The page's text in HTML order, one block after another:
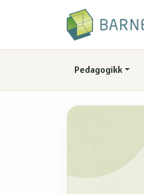
Pedagogikk